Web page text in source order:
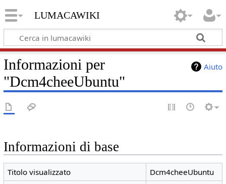
lumacawiki
Aiuto
Informazioni per
"Dcm4cheeUbuntu"
Informazioni di base
Titolo visualizzato
Dcm4cheeUbuntu